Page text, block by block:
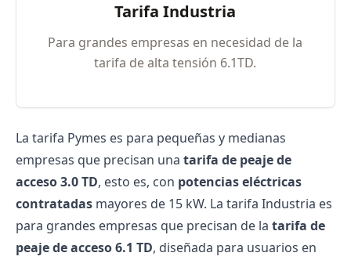
Tarifa Industria
Para grandes empresas en necesidad de la
tarifa de alta tensión 6.1TD.
La tarifa Pymes es para pequeñas y medianas
empresas que precisan una tarifa de peaje de
acceso 3.0 TD, esto es, con potencias eléctricas
contratadas mayores de 15 kW. La tarifa Industria es
para grandes empresas que precisan de la tarifa de
peaje de acceso 6.1 TD, diseñada para usuarios en